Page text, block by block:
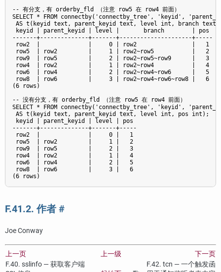
-- 有分支，有 orderby_fld （注意 row5 在 row4 前面）
SELECT * FROM connectby('connectby_tree', 'keyid',
AS t(keyid text, parent_keyid text, level int, branch
keyid | parent_keyid | level |       branch        | pos
-------+--------------+-------+---------------------+-----
row2  |              |     0 | row2                |   1
row5  | row2         |     1 | row2~row5           |   2
row9  | row5         |     2 | row2~row5~row9      |   3
row4  | row2         |     1 | row2~row4           |   4
row6  | row4         |     2 | row2~row4~row6      |   5
row8  | row6         |     3 | row2~row4~row6~row8 |   6
(6 rows)
-- 没有分支，有 orderby_fld （注意 row5 在 row4 前面）
SELECT * FROM connectby('connectby_tree', 'keyid',
AS t(keyid text, parent_keyid text, level int, pos int);
keyid | parent_keyid | level | pos
-------+--------------+-------+-----
row2  |              |     0 |   1
row5  | row2         |     1 |   2
row9  | row5         |     2 |   3
row4  | row2         |     1 |   4
row6  | row4         |     2 |   5
row8  | row6         |     3 |   6
F.41.2. 作者 #
Joe Conway
上一页 上一级
下一页
F.40. sslinfo — 获取客户端
F.42. tcn — 一个触发函